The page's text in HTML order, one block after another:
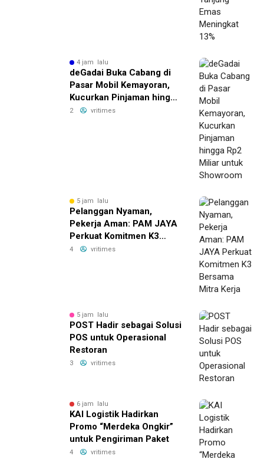
4 jam lalu
deGadai Buka Cabang di
Pasar Mobil Kemayoran,
Kucurkan Pinjaman hingga
Rp2 Miliar untuk
2 vritimes
5 jam lalu
Pelanggan Nyaman,
Pekerja Aman: PAM JAYA
Perkuat Komitmen K3
Bersama Mitra Kerja
4 vritimes
5 jam lalu
POST Hadir sebagai Solusi
POS untuk Operasional
Restoran
3 vritimes
6 jam lalu
KAI Logistik Hadirkan
Promo “Merdeka Ongkir”
untuk Pengiriman Paket
4 vritimes